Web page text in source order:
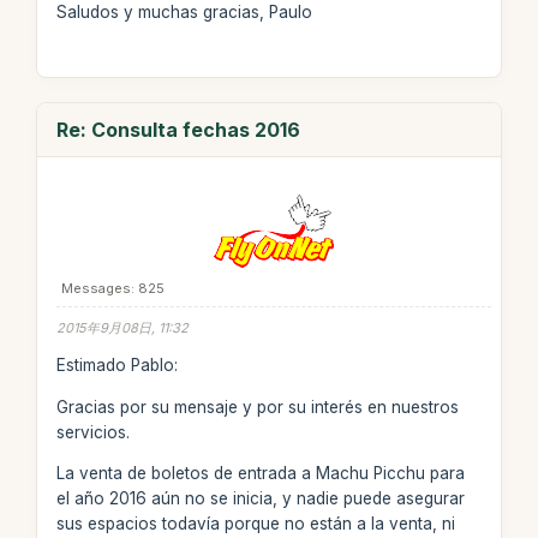
Saludos y muchas gracias, Paulo
Re: Consulta fechas 2016
Messages: 825
2015年9月08日, 11:32
Estimado Pablo:
Gracias por su mensaje y por su interés en nuestros
servicios.
La venta de boletos de entrada a Machu Picchu para
el año 2016 aún no se inicia, y nadie puede asegurar
sus espacios todavía porque no están a la venta, ni